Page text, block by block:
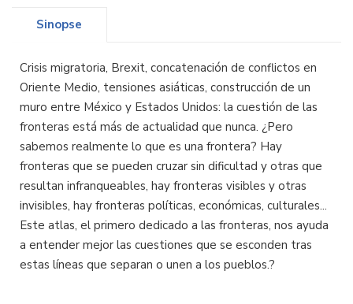
Sinopse
Crisis migratoria, Brexit, concatenación de conflictos en
Oriente Medio, tensiones asiáticas, construcción de un
muro entre México y Estados Unidos: la cuestión de las
fronteras está más de actualidad que nunca. ¿Pero
sabemos realmente lo que es una frontera? Hay
fronteras que se pueden cruzar sin dificultad y otras que
resultan infranqueables, hay fronteras visibles y otras
invisibles, hay fronteras políticas, económicas, culturales...
Este atlas, el primero dedicado a las fronteras, nos ayuda
a entender mejor las cuestiones que se esconden tras
estas líneas que separan o unen a los pueblos.?